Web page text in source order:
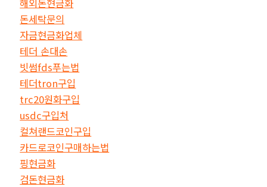
해외돈현금화
돈세탁문의
자금현금화업체
테더 손대손
빗썸fds푸는법
테더tron구입
trc20원화구입
usdc구입처
컬쳐랜드코인구입
카드로코인구매하는법
핑현금화
검돈현금화